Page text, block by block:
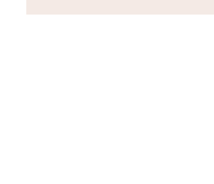
※屋外プールのご利用は、時
・エステサロン「CREER
・コインランドリー （有料） ⇒